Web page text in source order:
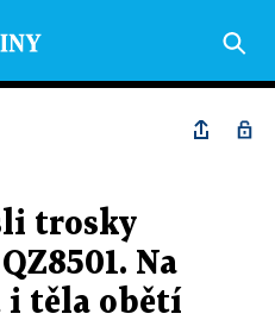
trosky
Na
i těla obětí